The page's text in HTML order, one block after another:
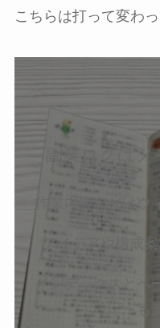
こちらは打って変わ
副業ログは
作業内容などはウ
アイデアや構成
インデックスとペ